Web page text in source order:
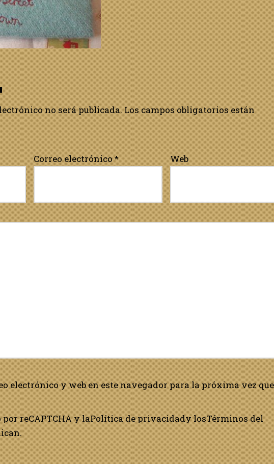
no será publicada. Los campos obligatorios están
Correo electrónico* Web
electrónico y web en este navegador para la próxima vez que
reCAPTCHA y laPolítica de privacidady losTérminos del